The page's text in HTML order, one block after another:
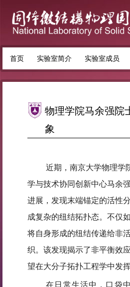
首页 实验室简介 实验室成员
物理学院马余强院
象
近期，南京大学物理学
学与技术协同创新中心马余
进展，发现末端锚定的活性
成复杂的纽结拓扑态。不仅
将自身形成的纽结传递给非
织。该发现揭示了非平衡效
望在大分子拓扑工程学中发挥
在日常生活中，口袋